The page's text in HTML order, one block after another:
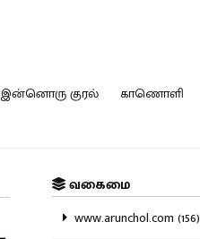
இன்னொரு குரல் காணொளி
வகைமை
www.arunchol.com (156)